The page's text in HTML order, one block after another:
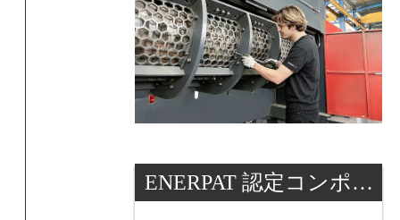
ENERPAT 認定コンポー